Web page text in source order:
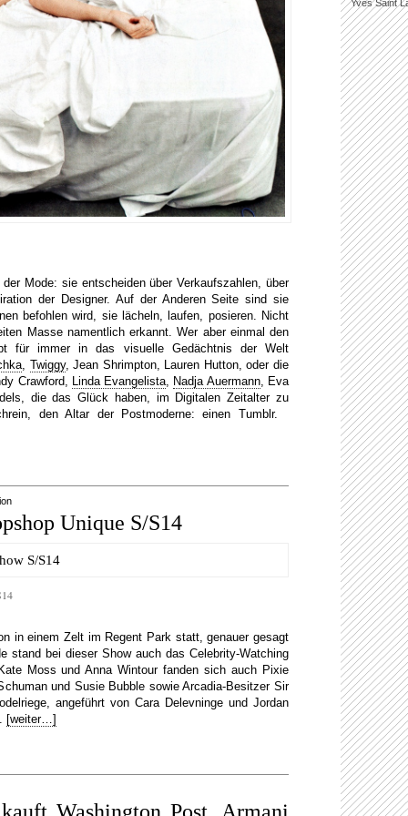
Yves Saint
Mode: sie entscheiden über Verkaufszahlen, über
der Designer. Auf der Anderen Seite sind sie
befohlen wird, sie lächeln, laufen, posieren. Nicht
Masse namentlich erkannt. Wer aber einmal den
für immer in das visuelle Gedächtnis der Welt
, Twiggy, Jean Shrimpton, Lauren Hutton, oder die
Crawford, Linda Evangelista, Nadja Auermann, Eva
die das Glück haben, im Digitalen Zeitalter zu
den Altar der Postmoderne: einen Tumblr.
Unique S/S14
in einem Zelt im Regent Park statt, genauer gesagt
stand bei dieser Show auch das Celebrity-Watching
Moss und Anna Wintour fanden sich auch Pixie
und Susie Bubble sowie Arcadia-Besitzer Sir
angeführt von Cara Delevninge und Jordan
[weiter…]